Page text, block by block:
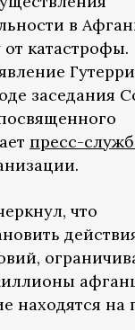
в
катастрофы.
заседания
пресс-
что
находятся на